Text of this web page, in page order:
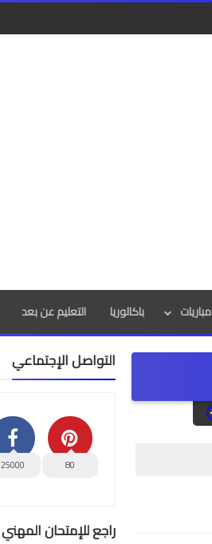
مباريات باكالوريا التعليم عن بعد
التواصل الإجتماعي
80
25000
راجع للإمتحان المهني